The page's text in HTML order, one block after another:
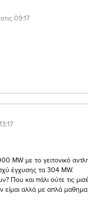
09:17
με το γειτονικό
έγχυσης τα 304 MW.
Που και πάλι ούτε τις
αλλά με απλά